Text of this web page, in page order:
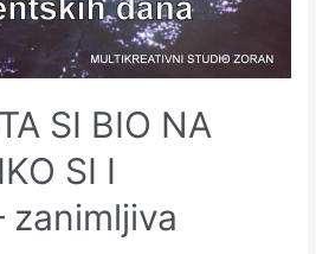
SI BIO NA
SI I
zanimljiva